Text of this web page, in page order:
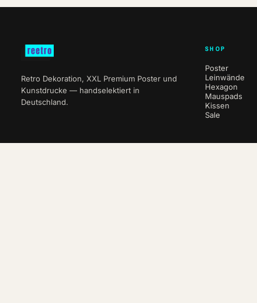
Retro Dekoration, XXL Premium Poster und
Kunstdrucke — handselektiert in
Deutschland.
SHOP
Poster
Leinwände
Hexagon
Mauspads
Kissen
Sale